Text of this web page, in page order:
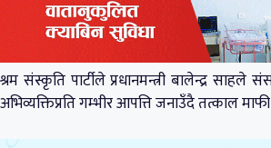
श्रम संस्कृति पार्टीले प्रधानमन्त्री बालेन्द्र साहले
अभिव्यक्तिप्रति गम्भीर आपत्ति जनाउँदै तत्काल